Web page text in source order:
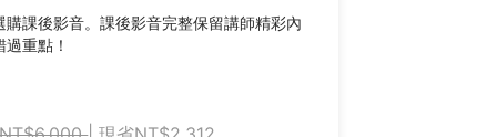
課後影音。課後影音完整保留講師精彩內
重點！